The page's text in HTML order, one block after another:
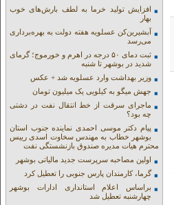
افزایش تولید خرما به لطف بارش‌های خوب
بهار
آبشیرین‌کن عسلویه هفته دولت به بهره‌برداری
می‌رسد
ثبت دمای ۵۰ درجه در اهرم و خورموج؛ گرمای
شدید در بوشهر تا شنبه
وزیر بهداشت وارد عسلویه شد + عکس
جهش میگو به کیلویی یک میلیون تومان
ماجرای سرقت از خط انتقال نفت در دشتی
چه بود؟
پیام دکتر موسی احمدی نماینده جنوب استان
بوشهر خطاب به مهندس سخاوت اسدی رییس
محترم هیات مدیره صندوق بازنشستگی نفت
اولین مصاحبه سرپرست جدید مالیاتی بوشهر
گرما، کارمندان پارس جنوبی را تعطیل کرد
براساس اعلام استانداری ادارات بوشهر
چهارشنبه تعطیل شد